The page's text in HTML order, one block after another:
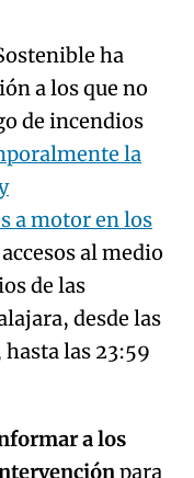
ha
a los que no
de incendios
la
a motor en los
al medio
de las
desde las
hasta las 23:59
a los
para